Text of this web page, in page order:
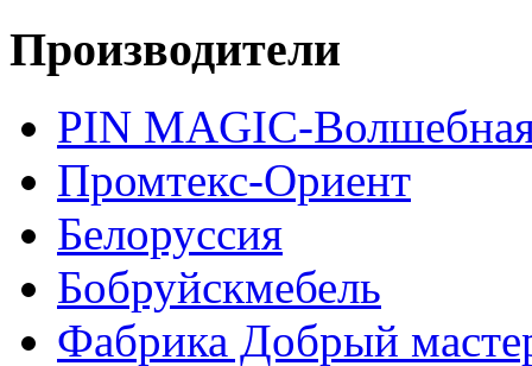
Производители
PIN MAGIС-
Промтекс-Ориент
Белоруссия
Бобруйскмебель
Фабрика Добрый